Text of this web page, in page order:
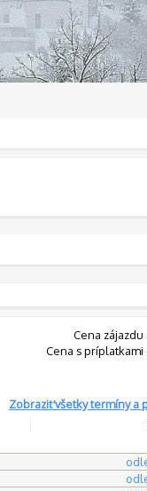
Cena zájazdu
Cena s príplatkami
Zobraziť všetky termíny a